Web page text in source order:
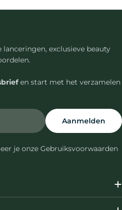
exclusieve beauty
en start met het verzamelen
Aanmelden
je onze Gebruiksvoorwaarden